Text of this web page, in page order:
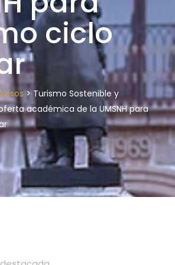
ciclo
>Turismo Sostenible y
académica de la UMSNH para